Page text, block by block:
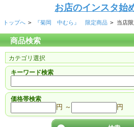
お店のインスタ始
トップへ > 『菊岡 中むら』 限定商品 > 当店
商品検索
キーワード検索
価格帯検索
円 ～ 円